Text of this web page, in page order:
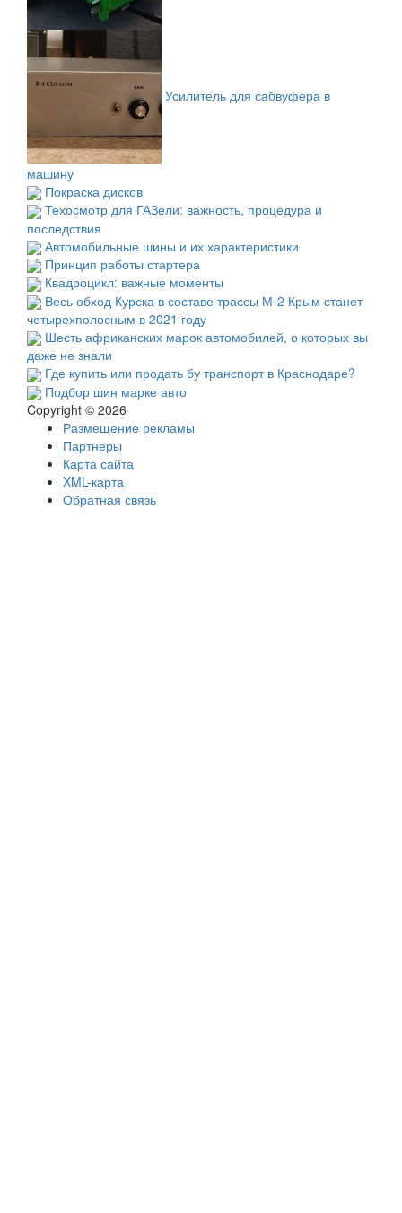
Усилитель для сабвуфера в
машину
Покраска дисков
Техосмотр для ГАЗели: важность, процедура и
последствия
Автомобильные шины и их характеристики
Принцип работы стартера
Квадроцикл: важные моменты
Весь обход Курска в составе трассы М-2 Крым станет
четырехполосным в 2021 году
Шесть африканских марок автомобилей, о которых вы
даже не знали
Где купить или продать бу транспорт в Краснодаре?
Подбор шин марке авто
Copyright © 2026
Размещение рекламы
Партнеры
Карта сайта
XML-карта
Обратная связь